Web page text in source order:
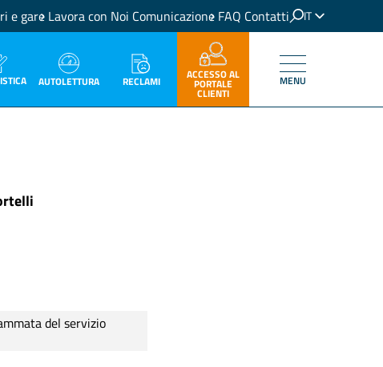
e gare Lavora con Noi Comunicazione FAQ Contatti
IT
EN
AUTOLETTURA RECLAMI ACCESSO AL
PORTALE
CLIENTI
MENU
del servizio